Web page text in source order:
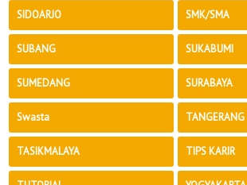
SIDOARJO SMK/SMA
SUBANG SUKABUMI
SUMEDANG SURABAYA
Swasta TANGERANG
TASIKMALAYA TIPS KARIR